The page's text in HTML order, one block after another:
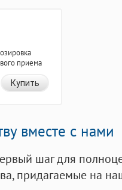
приема
Купить
вместе с нами
шаг для
придагаемые на